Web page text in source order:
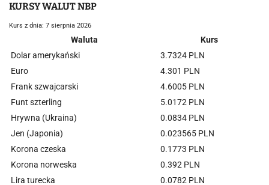
KURSY WALUT NBP
Kurs z dnia: 7 sierpnia 2026
Waluta
Kurs
Dolar amerykański
3.7324 PLN
Euro
4.301 PLN
Frank szwajcarski
4.6005 PLN
Funt szterling
5.0172 PLN
Hrywna (Ukraina)
0.0834 PLN
Jen (Japonia)
0.023565 PLN
Korona czeska
0.1773 PLN
Korona norweska
0.392 PLN
Lira turecka
0.0782 PLN